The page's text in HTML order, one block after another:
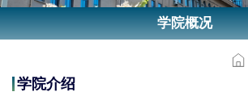
学院概况
学院介绍